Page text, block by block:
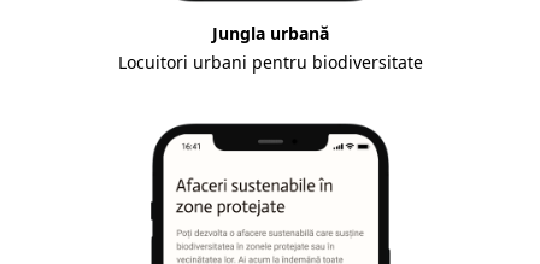
Jungla urbană
Locuitori urbani pentru biodiversitate